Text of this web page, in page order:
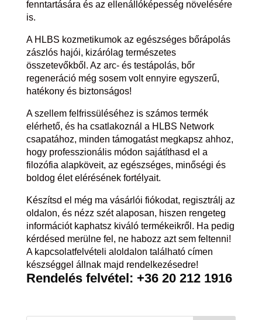
fenntartására és az ellenállóképesség növelésére
is.
A HLBS kozmetikumok az egészséges bőrápolás
zászlós hajói, kizárólag természetes
összetevőkből. Az arc- és testápolás, bőr
regeneráció még sosem volt ennyire egyszerű,
hatékony és biztonságos!
A szellem felfrissüléséhez is számos termék
elérhető, és ha csatlakoznál a HLBS Network
csapatához, minden támogatást megkapsz ahhoz,
hogy professzionális módon sajátíthasd el a
filozófia alapköveit, az egészséges, minőségi és
boldog élet elérésének fortélyait.
Készítsd el még ma vásárlói fiókodat, regisztrálj az
oldalon, és nézz szét alaposan, hiszen rengeteg
információt kaphatsz kiváló termékeikről. Ha pedig
kérdésed merülne fel, ne habozz azt sem feltenni!
A kapcsolatfelvételi aloldalon található címen
készséggel állnak majd rendelkezésedre!
Rendelés felvétel: +36 20 212 1916